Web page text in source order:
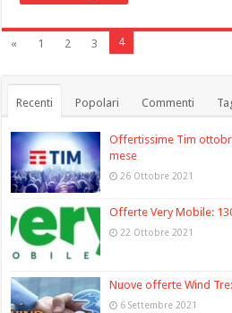
« 1 2 3 4
Recenti Popolari Commenti
Offertissime Tim
mese
26 Ottobre 2021
Offerte Very Mobile:
22 Ottobre 2021
Nuove offerte Wind
6 Settembre 2021